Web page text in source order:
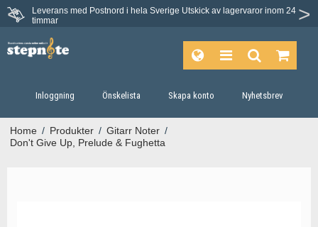
Leverans med Postnord i hela Sverige Utskick av lagervaror inom 24
timmar
Inloggning Önskelista Skapa konto Nyhetsbrev
Home / Produkter / Gitarr Noter /
Don't Give Up, Prelude & Fughetta